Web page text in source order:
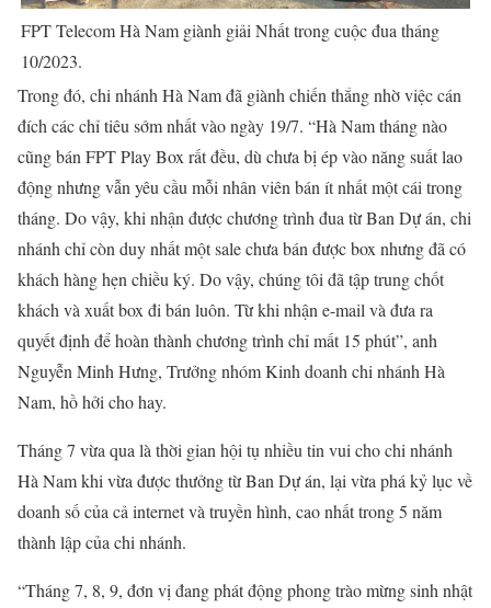
FPT Telecom Hà Nam giành giải Nhất trong cuộc đua tháng
10/2023.
Trong đó, chi nhánh Hà Nam đã giành chiến thắng nhờ việc cán
đích các chỉ tiêu sớm nhất vào ngày 19/7. “Hà Nam tháng nào
cũng bán FPT Play Box rất đều, dù chưa bị ép vào năng suất lao
động nhưng vẫn yêu cầu mỗi nhân viên bán ít nhất một cái trong
tháng. Do vậy, khi nhận được chương trình đua từ Ban Dự án, chi
nhánh chỉ còn duy nhất một sale chưa bán được box nhưng đã có
khách hàng hẹn chiều ký. Do vậy, chúng tôi đã tập trung chốt
khách và xuất box đi bán luôn. Từ khi nhận e-mail và đưa ra
quyết định để hoàn thành chương trình chỉ mất 15 phút”, anh
Nguyễn Minh Hưng, Trưởng nhóm Kinh doanh chi nhánh Hà
Nam, hồ hởi cho hay.
Tháng 7 vừa qua là thời gian hội tụ nhiều tin vui cho chi nhánh
Hà Nam khi vừa được thưởng từ Ban Dự án, lại vừa phá kỷ lục về
doanh số của cả internet và truyền hình, cao nhất trong 5 năm
thành lập của chi nhánh.
“Tháng 7, 8, 9, đơn vị đang phát động phong trào mừng sinh nhật